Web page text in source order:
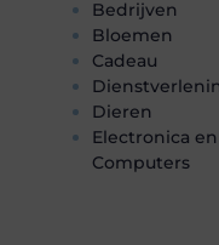
Bedrijven
Bloemen
Cadeau
Dieren
Electronica en
Computers